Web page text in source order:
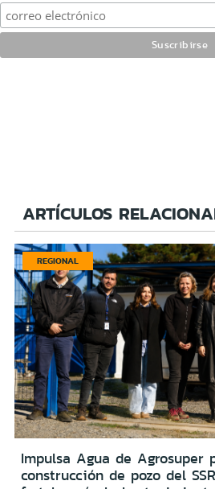
ARTÍCULOS
REGIONAL
Impulsa Agua de Agrosuper
construcción de pozo del